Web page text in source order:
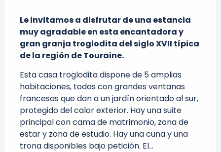
Le invitamos a disfrutar de una estancia
muy agradable en esta encantadora y
gran granja troglodita del siglo XVII típica
de la región de Touraine.
Esta casa troglodita dispone de 5 amplias
habitaciones, todas con grandes ventanas
francesas que dan a un jardín orientado al sur,
protegido del calor exterior. Hay una suite
principal con cama de matrimonio, zona de
estar y zona de estudio. Hay una cuna y una
trona disponibles bajo petición. El...